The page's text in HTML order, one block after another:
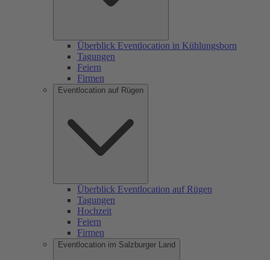
Überblick Eventlocation in Kühlungsborn
Tagungen
Feiern
Firmen
Eventlocation auf Rügen
Überblick Eventlocation auf Rügen
Tagungen
Hochzeit
Feiern
Firmen
Eventlocation im Salzburger Land